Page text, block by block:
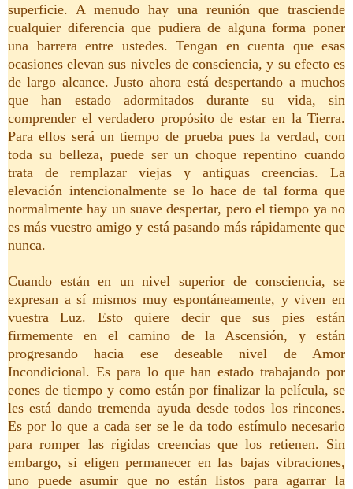
superficie. A menudo hay una reunión que trasciende
cualquier diferencia que pudiera de alguna forma poner
una barrera entre ustedes. Tengan en cuenta que esas
ocasiones elevan sus niveles de consciencia, y su efecto es
de largo alcance. Justo ahora está despertando a muchos
que han estado adormitados durante su vida, sin
comprender el verdadero propósito de estar en la Tierra.
Para ellos será un tiempo de prueba pues la verdad, con
toda su belleza, puede ser un choque repentino cuando
trata de remplazar viejas y antiguas creencias. La
elevación intencionalmente se lo hace de tal forma que
normalmente hay un suave despertar, pero el tiempo ya no
es más vuestro amigo y está pasando más rápidamente que
nunca.
Cuando están en un nivel superior de consciencia, se
expresan a sí mismos muy espontáneamente, y viven en
vuestra Luz. Esto quiere decir que sus pies están
firmemente en el camino de la Ascensión, y están
progresando hacia ese deseable nivel de Amor
Incondicional. Es para lo que han estado trabajando por
eones de tiempo y como están por finalizar la película, se
les está dando tremenda ayuda desde todos los rincones.
Es por lo que a cada ser se le da todo estímulo necesario
para romper las rígidas creencias que los retienen. Sin
embargo, si eligen permanecer en las bajas vibraciones,
uno puede asumir que no están listos para agarrar la